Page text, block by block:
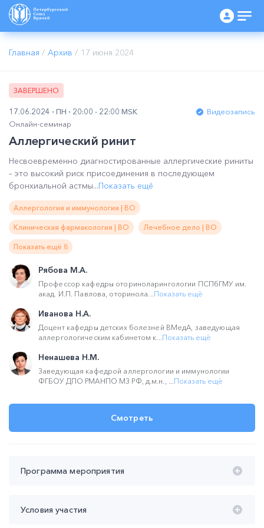
Главная / Архив / 17 июня 2024
ЗАВЕРШЕНО
17.06.2024 ПН 20:00 - 22:00 MSK
Видеозапись
Онлайн-семинар
Аллергический ринит
Несвоевременно диагностированные аллергические риниты
– это высокий риск присоединения в последующем
бронхиальной астмы...Показать ещё
Аллергология и иммунология | ВО
Клиническая фармакология | ВО Лечебное дело | ВО
Показать ещё 8
Рябова М.А.
Профессор кафедры оториноларингологии ПСПбГМУ им.
акад. И.П. Павлова, оторинола...Показать ещё
Иванова Н.А.
Доцент кафедры детских болезней ВМедА, заведующая
аллергологическим кабинетом к...Показать ещё
Ненашева Н.М.
Заведующая кафедрой аллергологии и иммунологии
ФГБОУ ДПО РМАНПО МЗ РФ, д.м.н., ...Показать ещё
Смотреть
Программа мероприятия
Условия участия